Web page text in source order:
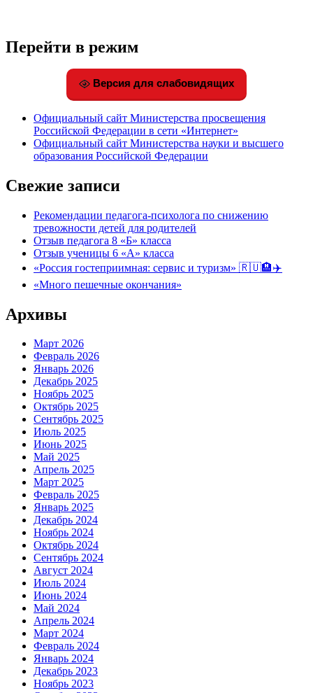
Перейти в режим
Версия для слабовидящих
Официальный сайт Министерства просвещения
Российской Федерации в сети «Интернет»
Официальный сайт Министерства науки и высшего
образования Российской Федерации
Свежие записи
Рекомендации педагога-психолога по снижению
тревожности детей для родителей
Отзыв педагога 8 «Б» класса
Отзыв ученицы 6 «А» класса
«Россия гостеприимная: сервис и туризм» 🇷🇺🏨✈️
«Много пешечные окончания»
Архивы
Март 2026
Февраль 2026
Январь 2026
Декабрь 2025
Ноябрь 2025
Октябрь 2025
Сентябрь 2025
Июль 2025
Июнь 2025
Май 2025
Апрель 2025
Март 2025
Февраль 2025
Январь 2025
Декабрь 2024
Ноябрь 2024
Октябрь 2024
Сентябрь 2024
Август 2024
Июль 2024
Июнь 2024
Май 2024
Апрель 2024
Март 2024
Февраль 2024
Январь 2024
Декабрь 2023
Ноябрь 2023